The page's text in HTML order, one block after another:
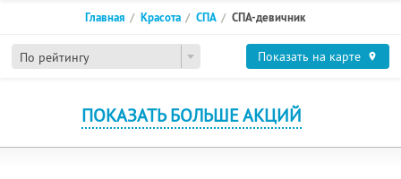
По рейтингу
Главная Красота СПА СПА-девичник
Показать на карте
ПОКАЗАТЬ БОЛЬШЕ АКЦИЙ